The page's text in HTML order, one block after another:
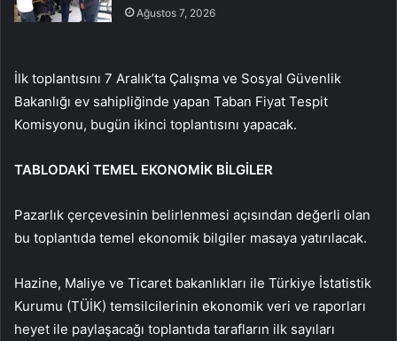
Ağustos 7, 2026
İlk toplantısını 7 Aralık’ta Çalışma ve Sosyal Güvenlik
Bakanlığı ev sahipliğinde yapan Taban Fiyat Tespit
Komisyonu, bugün ikinci toplantısını yapacak.
TABLODAKİ TEMEL EKONOMİK BİLGİLER
Pazarlık çerçevesinin belirlenmesi açısından değerli olan
bu toplantıda temel ekonomik bilgiler masaya yatırılacak.
Hazine, Maliye ve Ticaret bakanlıkları ile Türkiye İstatistik
Kurumu (TÜİK) temsilcilerinin ekonomik veri ve raporları
heyet ile paylaşacağı toplantıda tarafların ilk sayıları